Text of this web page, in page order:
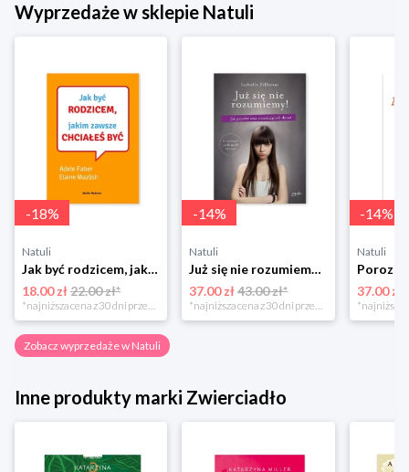
Wyprzedaże w sklepie Natuli
-18%
Natuli
Jak być rodzicem, jakim zawsze chciałeś być Media rodzina
18.00 zł22.00 zł*
*najniższa cena z 30 dni przed obniżką
-14%
Natuli
Już się nie rozumiemy! Jak przeżyć czas trzaskających drzwi Esprit
37.00 zł 43.00 zł*
*najniższa cena z 30 dni przed obniżką
-14%
Natuli
37.00 zł
Zobacz wyprzedaże w Natuli
Inne produkty marki Zwierciadło